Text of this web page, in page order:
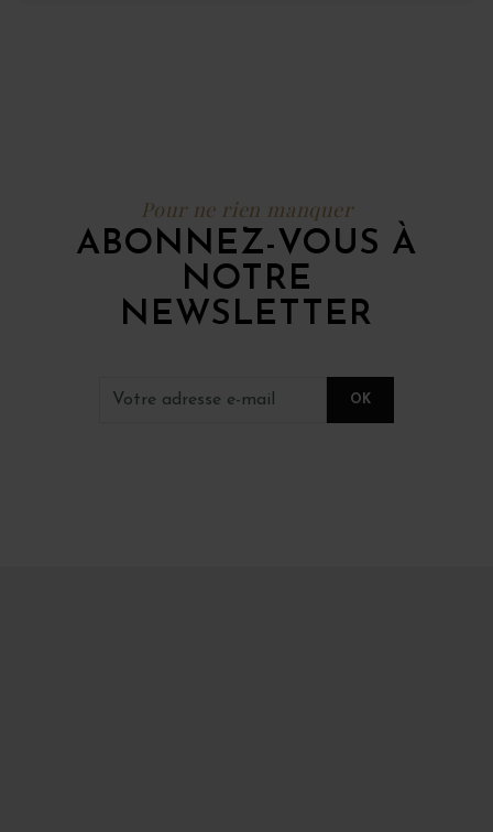
Pour ne rien manquer
ABONNEZ-VOUS À
NOTRE
NEWSLETTER